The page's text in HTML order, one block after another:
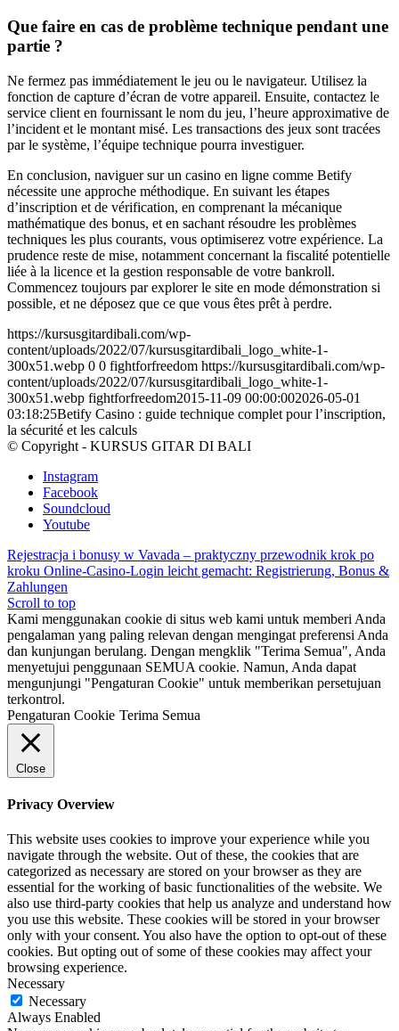
Que faire en cas de problème technique pendant une
partie ?
Ne fermez pas immédiatement le jeu ou le navigateur. Utilisez la
fonction de capture d’écran de votre appareil. Ensuite, contactez le
service client en fournissant le nom du jeu, l’heure approximative de
l’incident et le montant misé. Les transactions des jeux sont tracées
par le système, l’équipe technique pourra investiguer.
En conclusion, naviguer sur un casino en ligne comme Betify
nécessite une approche méthodique. En suivant les étapes
d’inscription et de vérification, en comprenant la mécanique
mathématique des bonus, et en sachant résoudre les problèmes
techniques les plus courants, vous optimiserez votre expérience. La
prudence reste de mise, notamment concernant la fiscalité potentielle
liée à la licence et la gestion responsable de votre bankroll.
Commencez toujours par explorer le site en mode démonstration si
possible, et ne déposez que ce que vous êtes prêt à perdre.
https://kursusgitardibali.com/wp-
content/uploads/2022/07/kursusgitardibali_logo_white-1-
300x51.webp 0 0 fightforfreedom https://kursusgitardibali.com/wp-
content/uploads/2022/07/kursusgitardibali_logo_white-1-
300x51.webp fightforfreedom2015-11-09 00:00:002026-05-01
03:18:25Betify Casino : guide technique complet pour l’inscription,
la sécurité et les calculs
© Copyright - KURSUS GITAR DI BALI
Instagram
Facebook
Soundcloud
Youtube
Rejestracja i bonusy w Vavada – praktyczny przewodnik krok po
kroku Online-Casino-Login leicht gemacht: Registrierung, Bonus &
Zahlungen
Scroll to top
Kami menggunakan cookie di situs web kami untuk memberi Anda
pengalaman yang paling relevan dengan mengingat preferensi Anda
dan kunjungan berulang. Dengan mengklik "Terima Semua", Anda
menyetujui penggunaan SEMUA cookie. Namun, Anda dapat
mengunjungi "Pengaturan Cookie" untuk memberikan persetujuan
terkontrol.
Pengaturan Cookie Terima Semua
Close
Privacy Overview
This website uses cookies to improve your experience while you
navigate through the website. Out of these, the cookies that are
categorized as necessary are stored on your browser as they are
essential for the working of basic functionalities of the website. We
also use third-party cookies that help us analyze and understand how
you use this website. These cookies will be stored in your browser
only with your consent. You also have the option to opt-out of these
cookies. But opting out of some of these cookies may affect your
browsing experience.
Necessary
Necessary
Always Enabled